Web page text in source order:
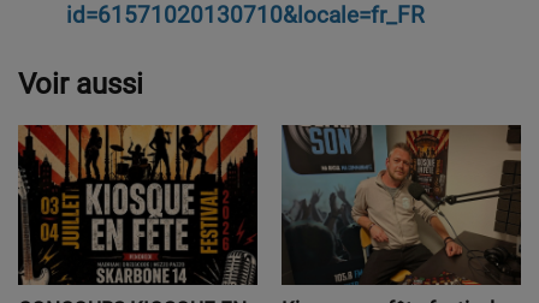
id=61571020130710&locale=fr_FR
Voir aussi